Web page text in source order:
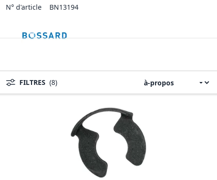
N° d'article BN13194
FILTRES (8)